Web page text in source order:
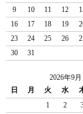
9
10 11 12
16
17 18 19
23
24 25 26
30
31
2026年9月
日
月 火 水
1
2